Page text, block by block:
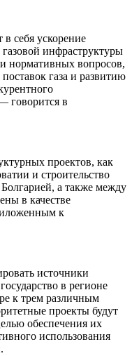
себя ускорение
инфраструктуры
нормативных вопросов,
газа и развитию
говорится в
проектов, как
и строительство
а также между
в качестве
к
источники
в регионе
к трем различным
проекты будут
обеспечения их
использования